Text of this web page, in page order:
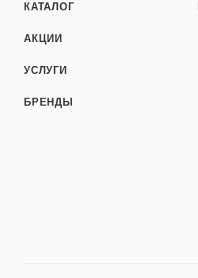
КАТАЛОГ
АКЦИИ
УСЛУГИ
БРЕНДЫ